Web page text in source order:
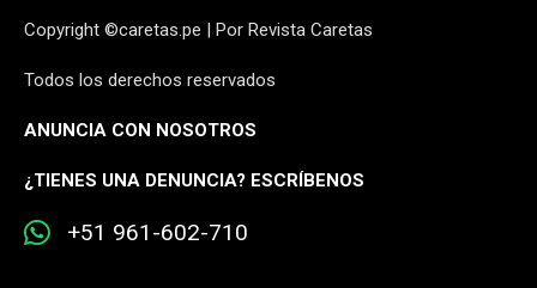
Copyright ©caretas.pe | Por Revista Caretas
Todos los derechos reservados
ANUNCIA CON NOSOTROS
¿TIENES UNA DENUNCIA? ESCRÍBENOS
+51 961-602-710